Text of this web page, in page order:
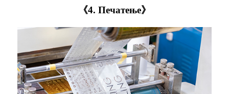
《4. Печатење》